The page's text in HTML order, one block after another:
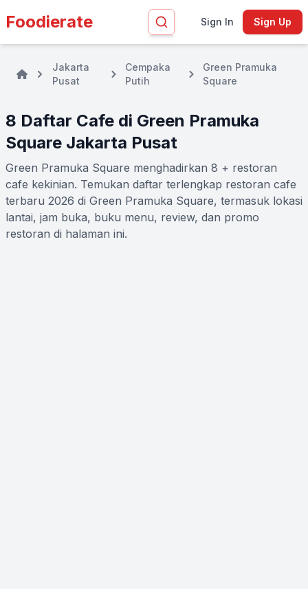
Foodierate Sign In Sign Up
Jakarta
Pusat
Cempaka
Putih
Green Pramuka
Square
8 Daftar Cafe di Green Pramuka
Square Jakarta Pusat
Green Pramuka Square menghadirkan 8 + restoran
cafe kekinian. Temukan daftar terlengkap restoran cafe
terbaru 2026 di Green Pramuka Square, termasuk lokasi
lantai, jam buka, buku menu, review, dan promo
restoran di halaman ini.